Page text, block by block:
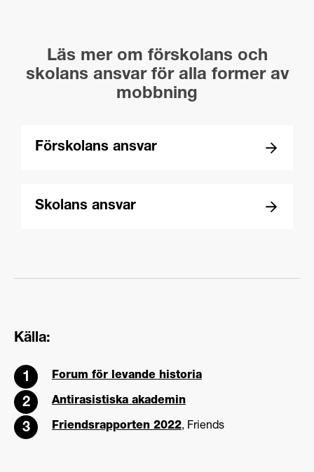
Läs mer om förskolans och
skolans ansvar för alla former av
mobbning
Förskolans ansvar
Skolans ansvar
Källa:
Forum för levande historia
Antirasistiska akademin
Friendsrapporten 2022, Friends